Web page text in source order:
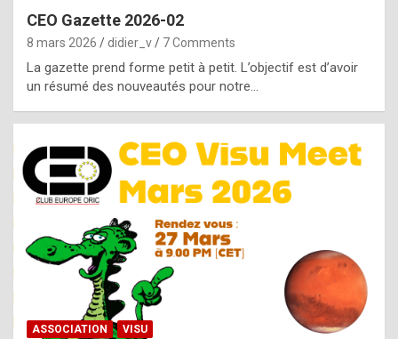
g
e
n
u
i
n
e
R
o
CEO Gazette 2026-02
8 mars 2026 didier_v 7 Comments
La gazette prend forme petit à petit. L’objectif est d’avoir
un résumé des nouveautés pour notre…
ASSOCIATION VISU